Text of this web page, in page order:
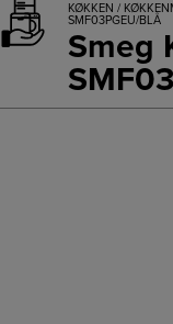
KØKKEN /
SMF03PGEU/BLÅ
Smeg